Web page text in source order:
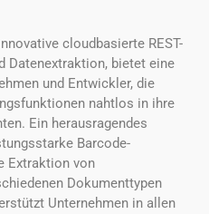
cloudbasierte REST-
Datenextraktion, bietet eine
und Entwickler, die
nahtlos in ihre
Ein herausragendes
Barcode-
Extraktion von
Dokumenttypen
Unternehmen in allen